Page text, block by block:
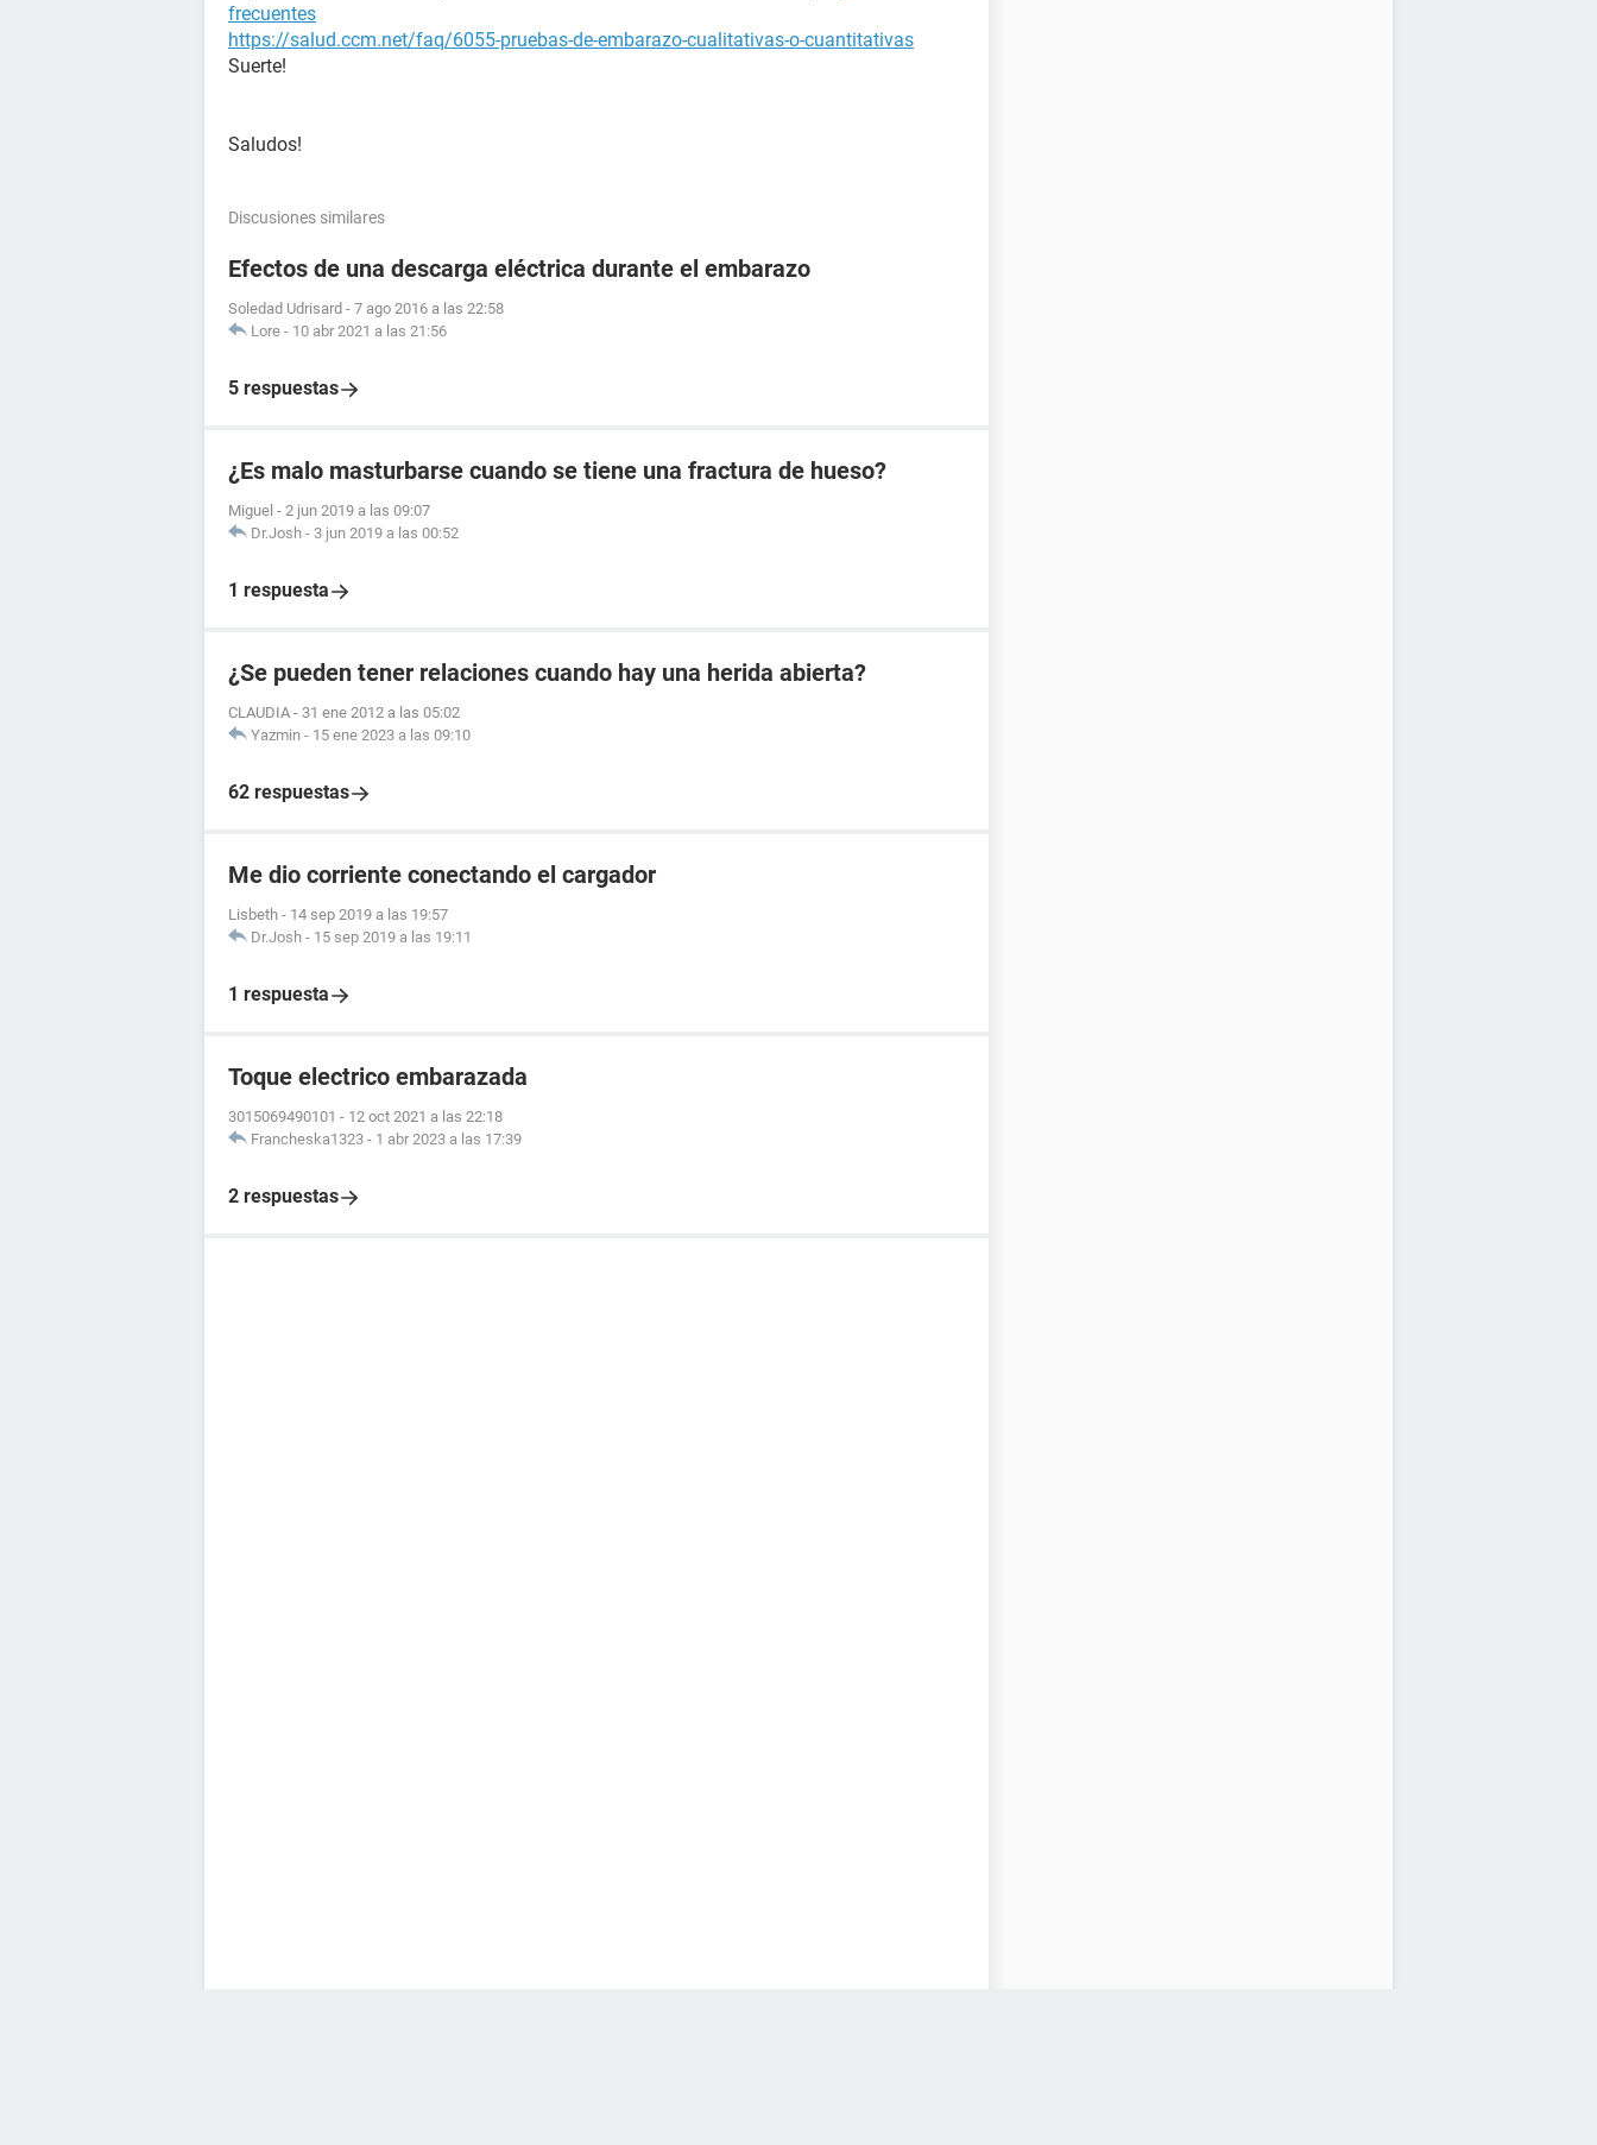
frecuentes
https://salud.ccm.net/faq/6055-pruebas-de-embarazo-cualitativas-o-cuantitativas
Suerte!
Saludos!
Discusiones similares
Efectos de una descarga eléctrica durante el embarazo
Soledad Udrisard - 7 ago 2016 a las 22:58
Lore - 10 abr 2021 a las 21:56
5 respuestas
¿Es malo masturbarse cuando se tiene una fractura de hueso?
Miguel - 2 jun 2019 a las 09:07
Dr.Josh - 3 jun 2019 a las 00:52
1 respuesta
¿Se pueden tener relaciones cuando hay una herida abierta?
CLAUDIA - 31 ene 2012 a las 05:02
Yazmin - 15 ene 2023 a las 09:10
62 respuestas
Me dio corriente conectando el cargador
Lisbeth - 14 sep 2019 a las 19:57
Dr.Josh - 15 sep 2019 a las 19:11
1 respuesta
Toque electrico embarazada
3015069490101 - 12 oct 2021 a las 22:18
Francheska1323 - 1 abr 2023 a las 17:39
2 respuestas